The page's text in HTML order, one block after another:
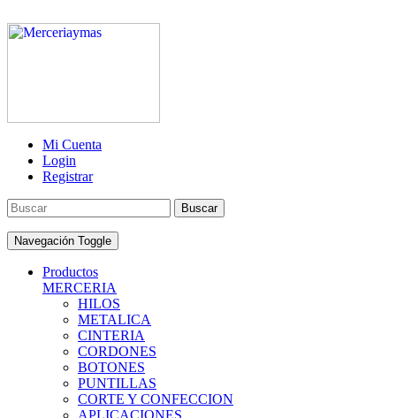
Mi Cuenta
Login
Registrar
Buscar
Navegación Toggle
Productos
MERCERIA
HILOS
METALICA
CINTERIA
CORDONES
BOTONES
PUNTILLAS
CORTE Y CONFECCION
APLICACIONES